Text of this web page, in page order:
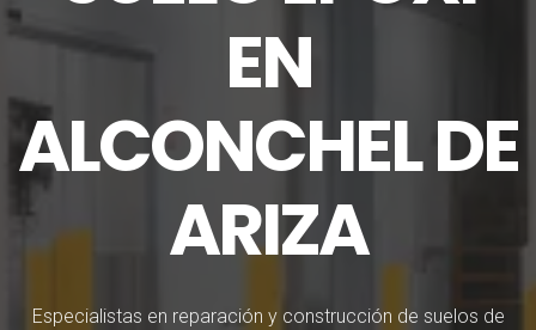
EN
ALCONCHEL DE
ARIZA
Especialistas en reparación y construcción de suelos de